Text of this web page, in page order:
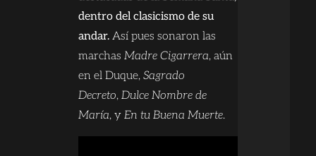
dentro del clasicismo de su
andar. Así pues sonaron las
marchasMadre Cigarrera, aún
en el Duque,Sagrado
Decreto,Dulce Nombre de
María, yEn tu Buena Muerte.